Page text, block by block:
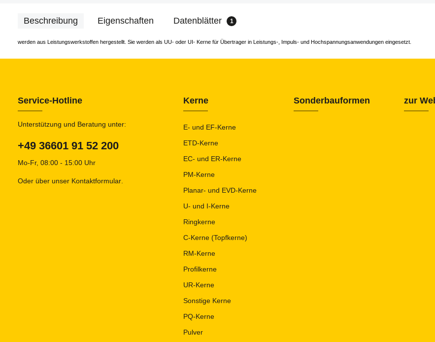
Beschreibung Eigenschaften Datenblätter 1
werden aus Leistungswerkstoffen hergestellt. Sie werden als UU- oder UI- Kerne für Übertrager in Leistungs-, Impuls- und Hochspannungsanwendungen eingesetzt.
Service-Hotline
Unterstützung und Beratung unter:
+49 36601 91 52 200
Mo-Fr, 08:00 - 15:00 Uhr
Oder über unser Kontaktformular
Kerne
E- und EF-Kerne
ETD-Kerne
EC- und ER-Kerne
PM-Kerne
Planar- und EVD-Kerne
U- und I-Kerne
Ringkerne
C-Kerne (Topfkerne)
RM-Kerne
Profilkerne
UR-Kerne
Sonstige Kerne
PQ-Kerne
Pulver
Sonderbauformen zur